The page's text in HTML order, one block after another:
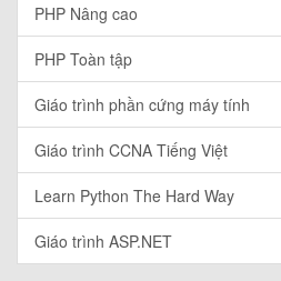
PHP Nâng cao
PHP Toàn tập
Giáo trình phần cứng máy tính
Giáo trình CCNA Tiếng Việt
Learn Python The Hard Way
Giáo trình ASP.NET